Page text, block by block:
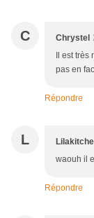
C Chrystel
Il est
pas en
Répondre
L
waouh il
Répondre